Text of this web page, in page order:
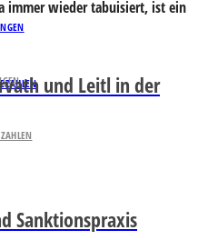
immer wieder tabuisiert, ist ein
und Leitl in der
Sanktionspraxis